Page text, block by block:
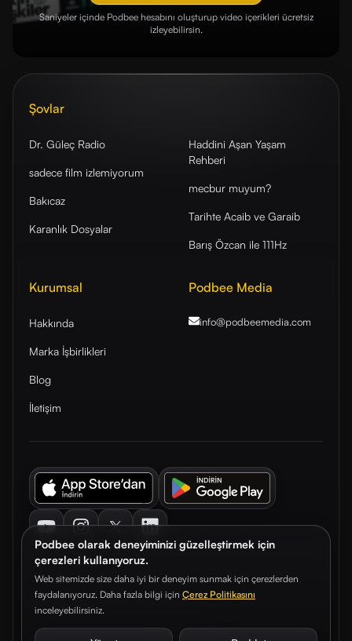
Podbee olarak deneyiminizi güzelleştirmek için
çerezleri kullanıyoruz.
Web sitemizde size daha iyi bir deneyim sunmak için çerezlerden
faydalanıyoruz. Daha fazla bilgi için Çerez Politikasını
inceleyebilirsiniz.
Saniyeler içinde Podbee hesabını oluşturup video içerikleri ücretsiz
izleyebilirsin.
Şovlar
Dr. Güleç Radio
sadece film izlemiyorum
Bakıcaz
Karanlık Dosyalar
Haddini Aşan Yaşam
Rehberi
mecbur muyum?
Tarihte Acaib ve Garaib
Barış Özcan ile 111Hz
Kurumsal
Hakkında
Marka İşbirlikleri
Blog
İletişim
Podbee Media
info@podbeemedia.com
© 2026. Podbee Media. Tüm hakları saklıdır.
Çerez TercihleriAydınlatma Metni Gizlilik Sözleşmesi